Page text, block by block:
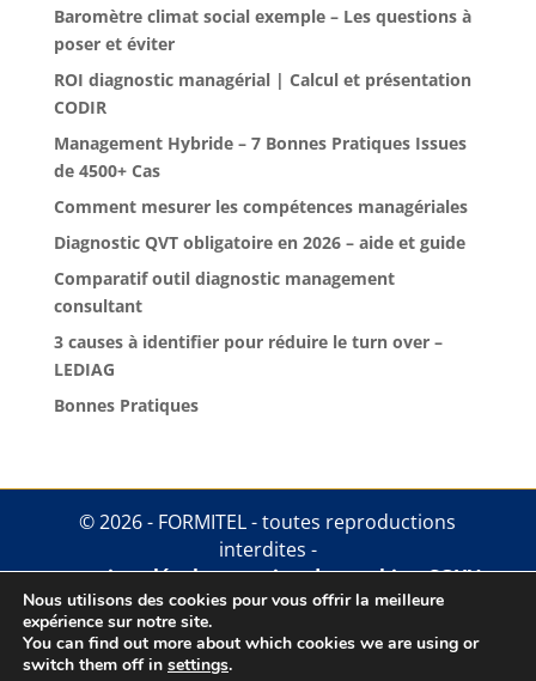
Baromètre climat social exemple – Les questions à
poser et éviter
ROI diagnostic managérial | Calcul et présentation
CODIR
Management Hybride – 7 Bonnes Pratiques Issues
de 4500+ Cas
Comment mesurer les compétences managériales
Diagnostic QVT obligatoire en 2026 – aide et guide
Comparatif outil diagnostic management
consultant
3 causes à identifier pour réduire le turn over –
LEDIAG
Bonnes Pratiques
© 2026 - FORMITEL - toutes reproductions
interdites -
mentions légales.gestion des cookies.CGUV
Nous utilisons des cookies pour vous offrir la meilleure
expérience sur notre site.
You can find out more about which cookies we are using or
switch them off in settings.